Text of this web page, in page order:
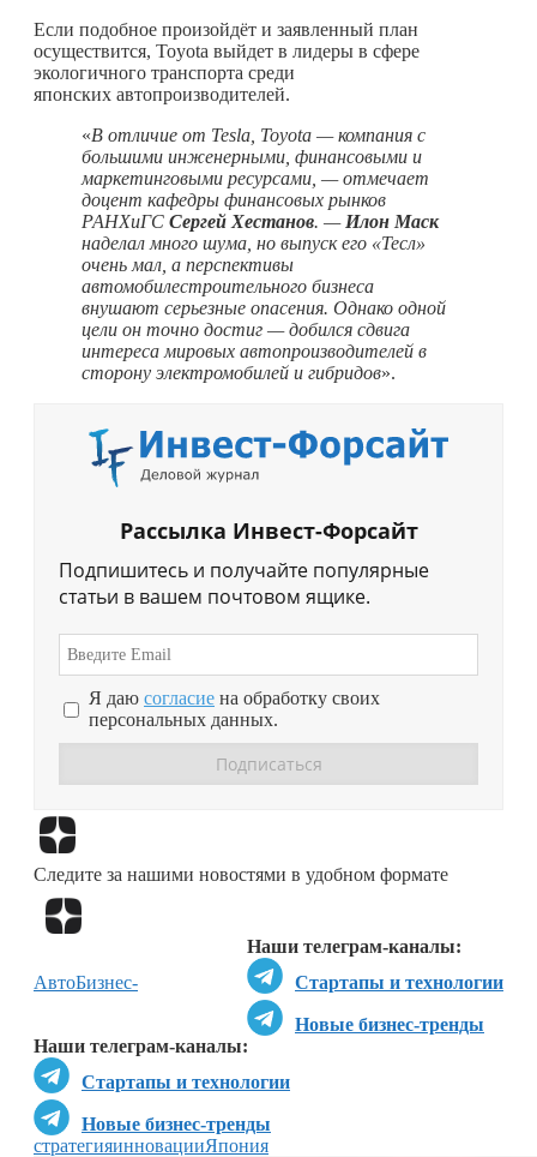
Если подобное произойдёт и заявленный план
осуществится, Toyota выйдет в лидеры в сфере
экологичного транспорта среди
японских автопроизводителей.
«В отличие от Tesla, Toyota — компания с
большими инженерными, финансовыми и
маркетинговыми ресурсами, — отмечает
доцент кафедры финансовых рынков
РАНХиГС Сергей Хестанов. — Илон Маск
наделал много шума, но выпуск его «Тесл»
очень мал, а перспективы
автомобилестроительного бизнеса
внушают серьезные опасения. Однако одной
цели он точно достиг — добился сдвига
интереса мировых автопроизводителей в
сторону электромобилей и гибридов».
Рассылка Инвест-Форсайт
Подпишитесь и получайте популярные
статьи в вашем почтовом ящике.
Я даю согласие на обработку своих
персональных данных.
Следите за нашими новостями в удобном формате
Наши телеграм-каналы:
Стартапы и технологии
Новые бизнес-тренды
Наши телеграм-каналы:
Стартапы и технологии
Новые бизнес-тренды
АвтоБизнес-
стратегияинновацииЯпония